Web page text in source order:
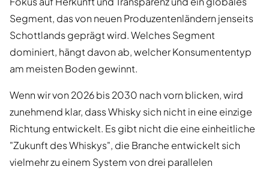
Segment, das von neuen Produzentenländern jenseits
Schottlands geprägt wird. Welches Segment
dominiert, hängt davon ab, welcher Konsumententyp
am meisten Boden gewinnt.
Wenn wir von 2026 bis 2030 nach vorn blicken, wird
zunehmend klar, dass Whisky sich nicht in eine einzige
Richtung entwickelt. Es gibt nicht die eine einheitliche
"Zukunft des Whiskys", die Branche entwickelt sich
vielmehr zu einem System von drei parallelen